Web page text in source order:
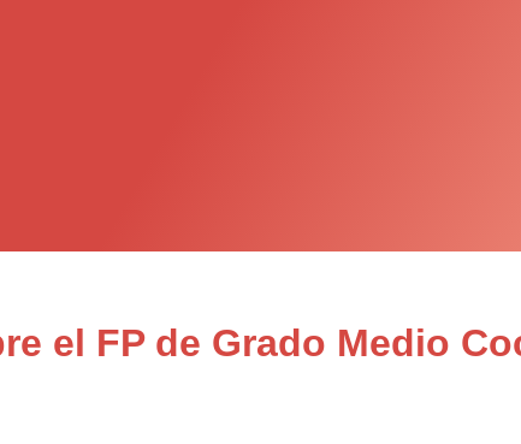
el FP de Grado Medio